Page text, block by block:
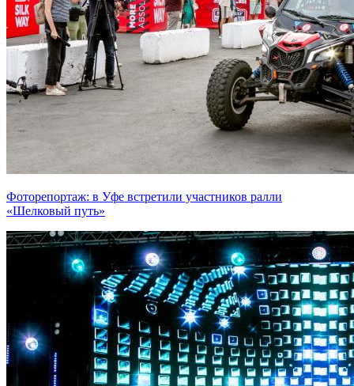
Фоторепортаж: в Уфе встретили участников ралли
«Шелковый путь»